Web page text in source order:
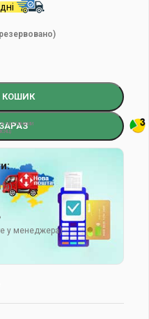
КОШИК
у менеджера)